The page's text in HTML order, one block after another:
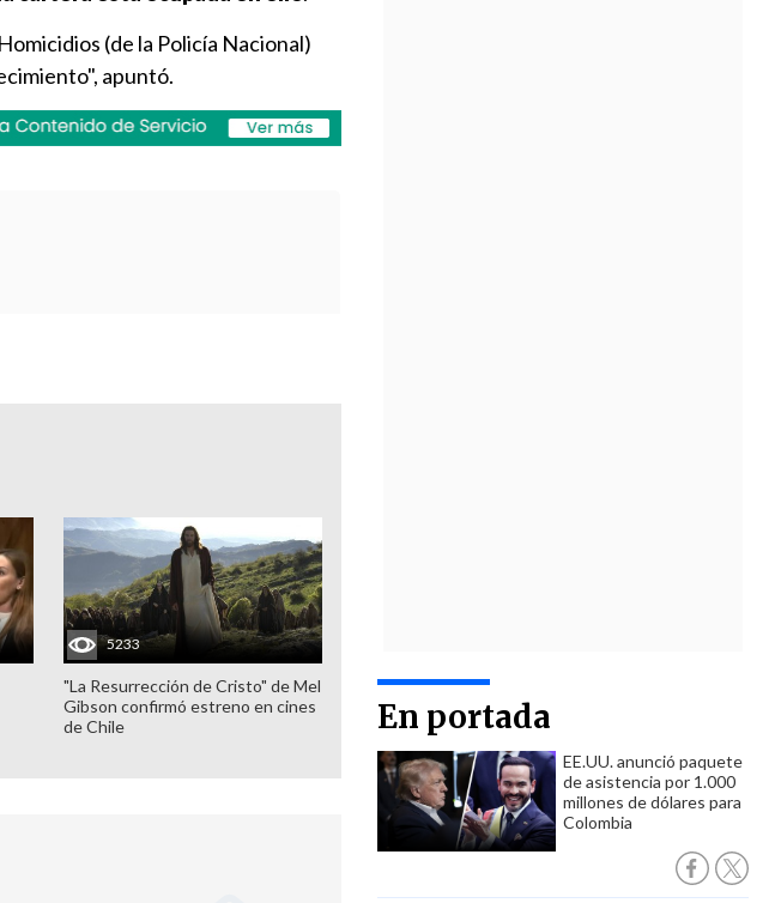
En portada
EE.UU. anunció paquete
de asistencia por 1.000
millones de dólares para
Colombia
(de la Policía Nacional)
apuntó.
5233
"La Resurrección de Cristo" de Mel
Gibson confirmó estreno en cines
de Chile